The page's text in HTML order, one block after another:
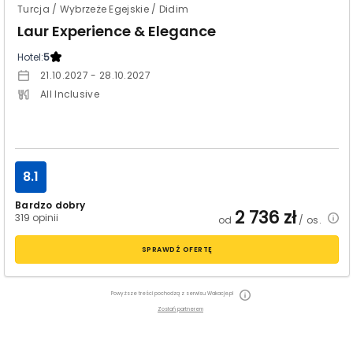
Turcja / Wybrzeże Egejskie / Didim
Laur Experience & Elegance
Hotel:5
21.10.2027 - 28.10.2027
All Inclusive
Bardzo dobry
319 opinii
8.1
od 2 736 zł/ os.
SPRAWDŹ OFERTĘ
Powyższe treści pochodzą z serwisu Wakacje.pl
Zostań partnerem